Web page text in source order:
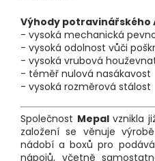
Výhody potravinářského
- vysoká mechanická
- vysoká odolnost vůči
- vysoká vrubová
- téměř nulová nasákavost
- vysoká rozměrová stálost
Společnost Mepalvznikla
založení se věnuje výrobě
nádobí a boxů pro
nápojů, včetně